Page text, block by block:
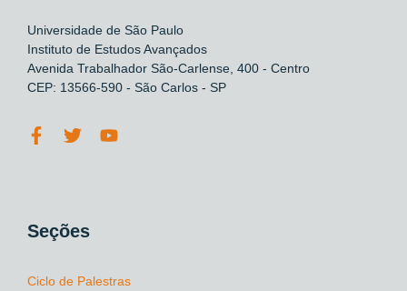
Universidade de São Paulo
Instituto de Estudos Avançados
Avenida Trabalhador São-Carlense, 400 - Centro
CEP: 13566-590 - São Carlos - SP
Seções
Ciclo de Palestras